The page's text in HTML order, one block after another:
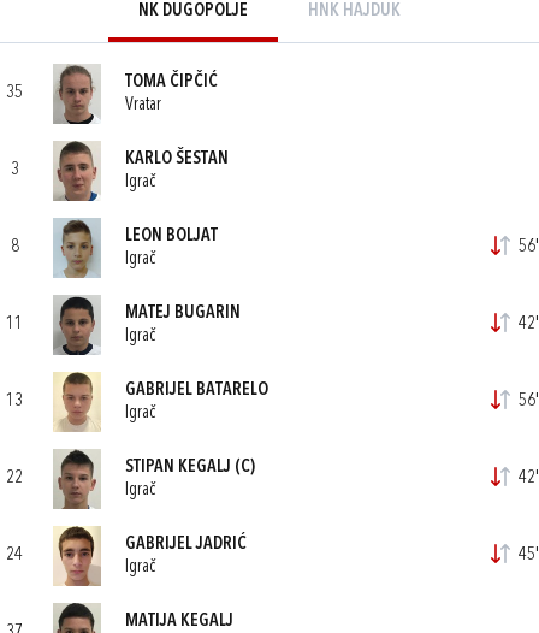
NK DUGOPOLJE HNK HAJDUK
35
TOMA ČIPČIĆ
Vratar
3
KARLO ŠESTAN
Igrač
8
LEON BOLJAT
Igrač
56'
11
MATEJ BUGARIN
Igrač
42'
13
GABRIJEL BATARELO
Igrač
56'
22
STIPAN KEGALJ (C)
Igrač
42'
24
GABRIJEL JADRIĆ
Igrač
45'
MATIJA KEGALJ